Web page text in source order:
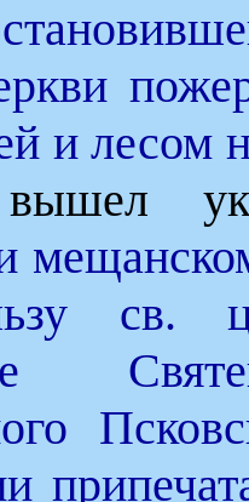
и лесом
вышел
св.